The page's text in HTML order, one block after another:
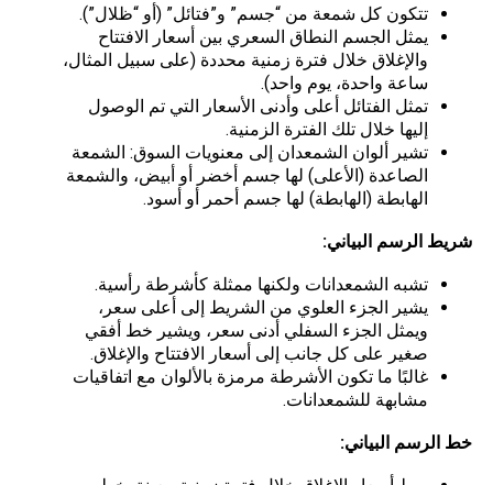
تتكون كل شمعة من “جسم” و”فتائل” (أو “ظلال”).
يمثل الجسم النطاق السعري بين أسعار الافتتاح
والإغلاق خلال فترة زمنية محددة (على سبيل المثال،
ساعة واحدة، يوم واحد).
تمثل الفتائل أعلى وأدنى الأسعار التي تم الوصول
إليها خلال تلك الفترة الزمنية.
تشير ألوان الشمعدان إلى معنويات السوق: الشمعة
الصاعدة (الأعلى) لها جسم أخضر أو أبيض، والشمعة
الهابطة (الهابطة) لها جسم أحمر أو أسود.
شريط الرسم البياني:
تشبه الشمعدانات ولكنها ممثلة كأشرطة رأسية.
يشير الجزء العلوي من الشريط إلى أعلى سعر،
ويمثل الجزء السفلي أدنى سعر، ويشير خط أفقي
صغير على كل جانب إلى أسعار الافتتاح والإغلاق.
غالبًا ما تكون الأشرطة مرمزة بالألوان مع اتفاقيات
مشابهة للشمعدانات.
خط الرسم البياني: